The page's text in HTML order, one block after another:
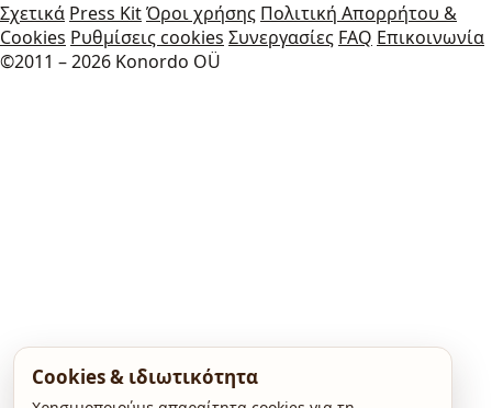
Σχετικά Press KitΌροι χρήσης Πολιτική Απορρήτου &
Cookies Ρυθμίσεις cookies Συνεργασίες FAQ Επικοινωνία
©2011 – 2026 Konordo OÜ
Cookies & ιδιωτικότητα